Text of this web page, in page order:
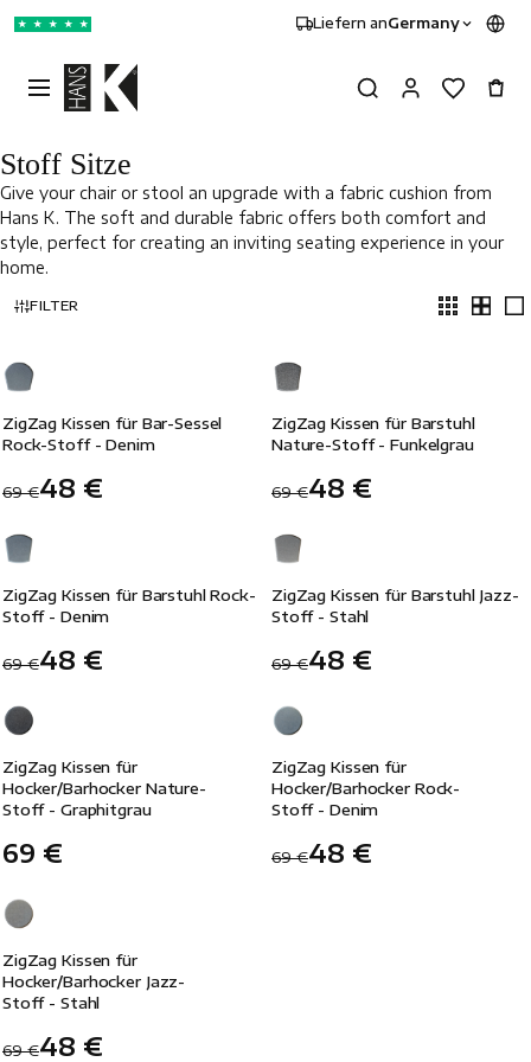
★ ★ ★ ★ ★ Liefern anGermany
Stoff Sitze
Give your chair or stool an upgrade with a fabric cushion from
Hans K. The soft and durable fabric offers both comfort and
style, perfect for creating an inviting seating experience in your
home.
FILTER
-30%
ZigZag Kissen für Bar-Sessel
Rock-Stoff - Denim
69 €48 €
-30%
ZigZag Kissen für Barstuhl
Nature-Stoff - Funkelgrau
69 €48 €
-30%
ZigZag Kissen für Barstuhl Rock-
Stoff - Denim
69 €48 €
-30%
ZigZag Kissen für Barstuhl Jazz-
Stoff - Stahl
69 €48 €
ZigZag Kissen für
Hocker/Barhocker Nature-
Stoff - Graphitgrau
69 €
-30%
ZigZag Kissen für
Hocker/Barhocker Rock-
Stoff - Denim
69 €48 €
-30%
ZigZag Kissen für
Hocker/Barhocker Jazz-
Stoff - Stahl
69 €48 €